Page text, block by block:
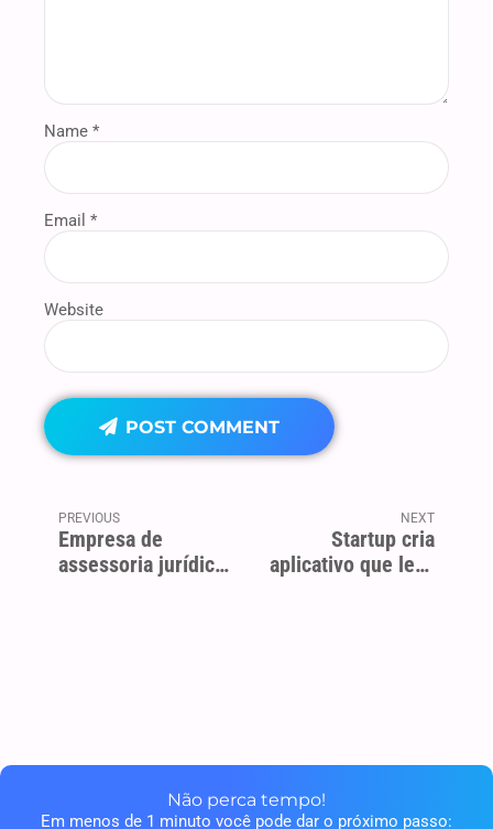
Name *
Email *
Website
POST COMMENT
PREVIOUS
Empresa de
assessoria jurídica
NEXT
Startup cria
aplicativo que leva
Não perca tempo!
Em menos de 1 minuto você pode dar o próximo passo: